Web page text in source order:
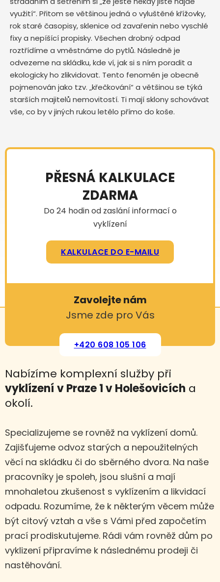
využití“. Přitom se většinou jedná o vyluštěné křížovky,
rok staré časopisy, sklenice od zavařenin nebo vyschlé
fixy a nepíšící propisky. Všechen drobný odpad
roztřídíme a vměstnáme do pytlů. Následně je
odvezeme na skládku, kde ví, jak si s ním poradit a
ekologicky ho zlikvidovat. Tento fenomén je obecně
pojmenován jako tzv. „křečkování“ a většinou se týká
starších majitelů nemovitostí. Ti mají sklony schovávat
vše, co by v jiných rukou letělo přímo do koše.
PŘESNÁ KALKULACE
ZDARMA
Do 24 hodin od zaslání informací o
vyklízení
KALKULACE DO E-MAILU
Zavolejte nám
Jsme zde pro Vás
+420 608 105 106
Nabízíme komplexní služby při
vyklízení v Praze 1 v Holešovicích a
okolí.
Specializujeme se rovněž na vyklízení domů.
Zajišťujeme odvoz starých a nepoužitelných
věcí na skládku či do sběrného dvora. Na naše
pracovníky je spoleh, jsou slušní a mají
mnohaletou zkušenost s vyklízením a likvidací
odpadu. Rozumíme, že k některým věcem může
být citový vztah a vše s Vámi před započetím
prací prodiskutujeme. Rádi vám rovněž dům po
vyklizení připravíme k následnému prodeji či
nastěhování.